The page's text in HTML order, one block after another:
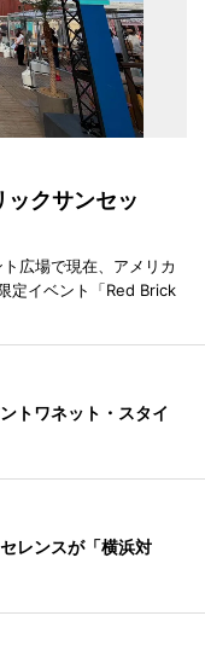
クサンセッ
広場で現在、アメリカ
定イベント「Red Brick
トワネット・スタイ
レンスが「横浜対